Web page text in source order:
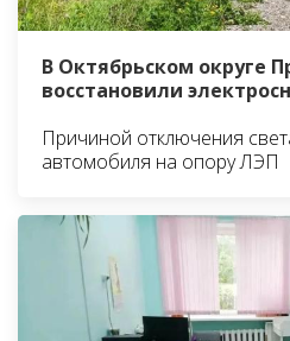
В Октябрьском округе
восстановили
Причиной отключения
автомобиля на опору ЛЭП